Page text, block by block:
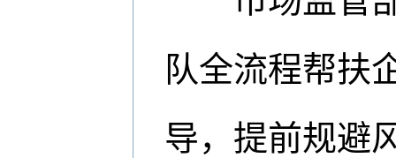
队全流程帮扶
导，提前规避